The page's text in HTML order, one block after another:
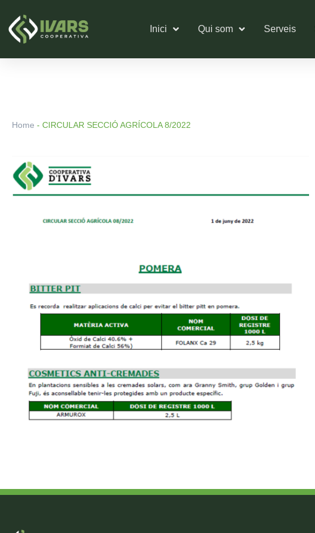
contingut
Inici Qui som Serveis
Home - CIRCULAR SECCIÓ AGRÍCOLA 8/2022